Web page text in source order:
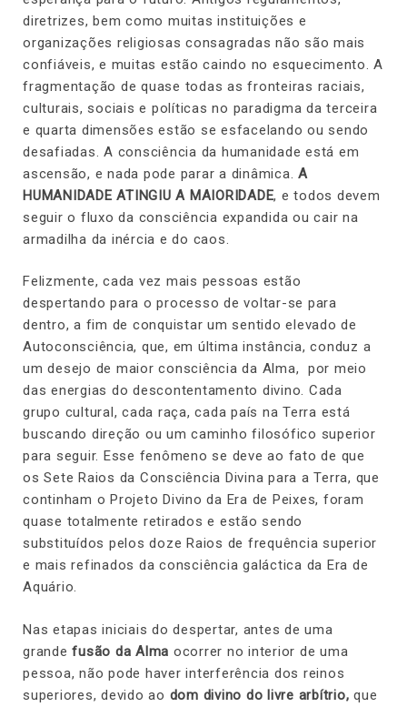
diretrizes, bem como muitas instituições e
organizações religiosas consagradas não são mais
confiáveis, e muitas estão caindo no esquecimento. A
fragmentação de quase todas as fronteiras raciais,
culturais, sociais e políticas no paradigma da terceira
e quarta dimensões estão se esfacelando ou sendo
desafiadas. A consciência da humanidade está em
ascensão, e nada pode parar a dinâmica. A
HUMANIDADE ATINGIU A MAIORIDADE, e todos devem
seguir o fluxo da consciência expandida ou cair na
armadilha da inércia e do caos.
Felizmente, cada vez mais pessoas estão
despertando para o processo de voltar-se para
dentro, a fim de conquistar um sentido elevado de
Autoconsciência, que, em última instância, conduz a
um desejo de maior consciência da Alma, por meio
das energias do descontentamento divino. Cada
grupo cultural, cada raça, cada país na Terra está
buscando direção ou um caminho filosófico superior
para seguir. Esse fenômeno se deve ao fato de que
os Sete Raios da Consciência Divina para a Terra, que
continham o Projeto Divino da Era de Peixes, foram
quase totalmente retirados e estão sendo
substituídos pelos doze Raios de frequência superior
e mais refinados da consciência galáctica da Era de
Aquário.
Nas etapas iniciais do despertar, antes de uma
grandefusão da Alma ocorrer no interior de uma
pessoa, não pode haver interferência dos reinos
superiores, devido ao dom divino do livre arbítrio, que